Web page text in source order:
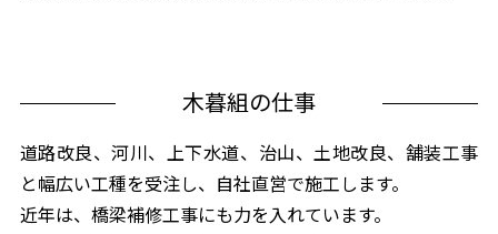
木暮組の仕事
道路改良、河川、上下水道、治山、土地改良、舗装工事
と幅広い工種を受注し、自社直営で施工します。
近年は、橋梁補修工事にも力を入れています。